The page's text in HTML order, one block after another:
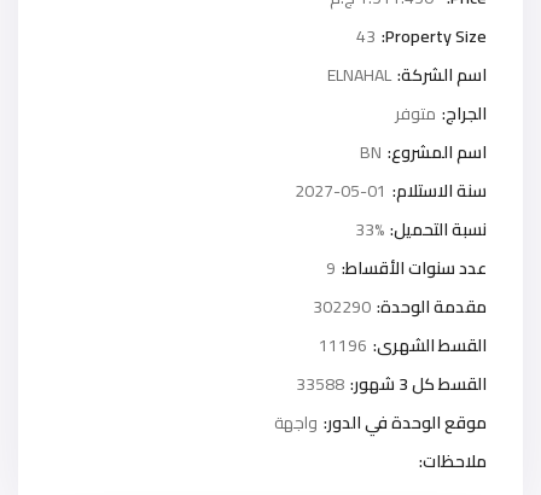
Property Size:
43
اسم الشركة:ELNAHAL
الجراج: متوفر
اسم المشروع: BN
سنة الاستلام: 2027-05-01
نسبة التحميل:33%
عدد سنوات الأقساط: 9
مقدمة الوحدة:302290
القسط الشهرى: 11196
القسط كل 3 شهور:
33588
موقع الوحدة في الدور: واجهة
ملاحظات: